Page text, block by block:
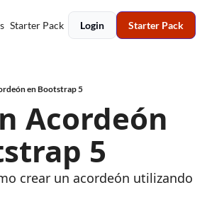
Starter Pack Login Starter Pack
en Bootstrap 5
Acordeón
5
crear un acordeón utilizando